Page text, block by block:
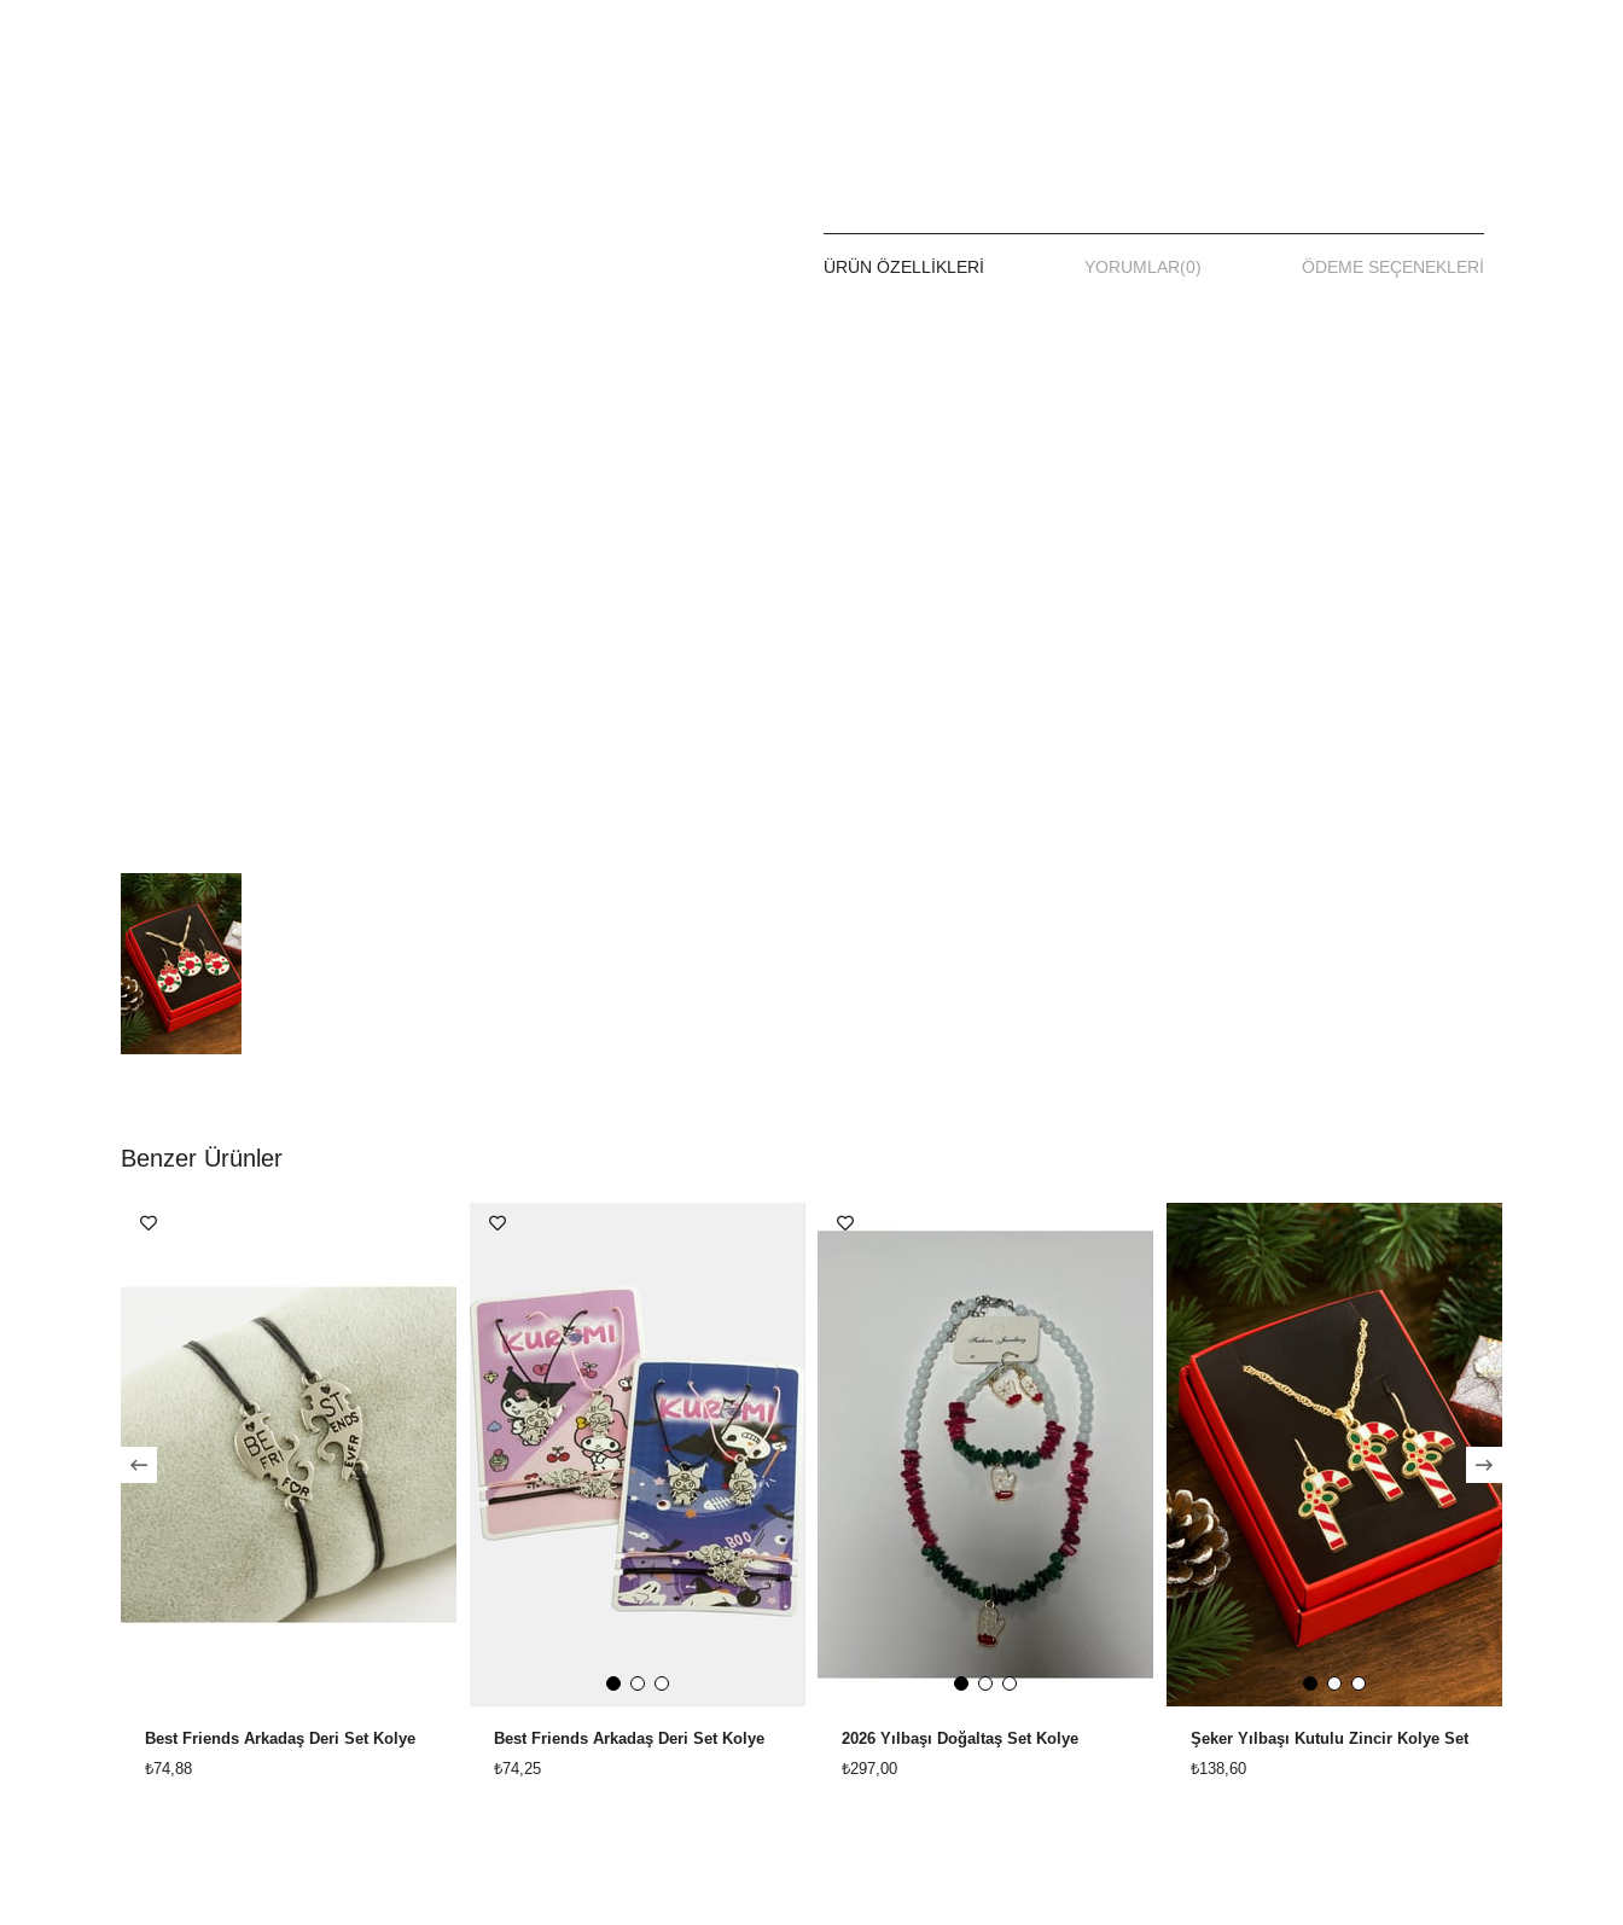
ÜRÜN ÖZELLIKLERI YORUMLAR(0) ÖDEME SEÇENEKLERI
Benzer Ürünler
Best Friends Arkadaş Deri Set Kolye
₺74,88
Best Friends Arkadaş Deri Set Kolye
₺74,25
2026 Yılbaşı Doğaltaş Set Kolye
₺297,00
Şeker Yılbaşı Kutulu Zincir Kolye Set
₺138,60